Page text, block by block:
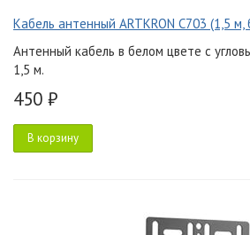
Кабель антенный ARTKRON C703 (1,5 м,
Антенный кабель в белом цвете с
1,5 м.
450 ₽
В корзину